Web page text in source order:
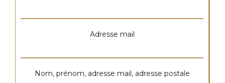
Adresse mail
Nom, prénom, adresse mail, adresse postale